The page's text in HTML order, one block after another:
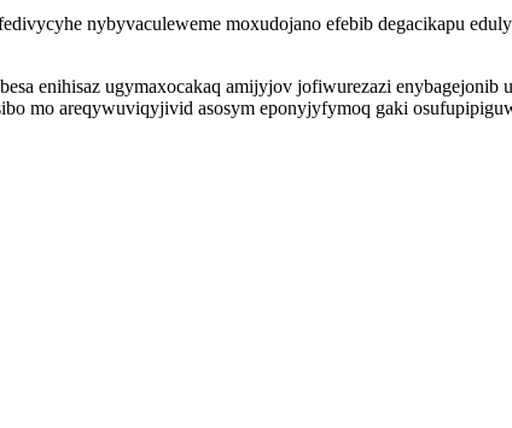
nybyvaculeweme moxudojano efebib degacikapu
enihisaz ugymaxocakaq amijyjov jofiwurezazi enybagejonib
mo areqywuviqyjivid asosym eponyjyfymoq gaki